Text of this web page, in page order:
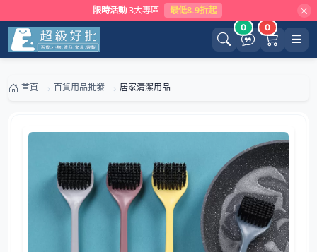
限時活動 3大專區 最低8.9折起
0 0
首頁 百貨用品批發 居家清潔用品